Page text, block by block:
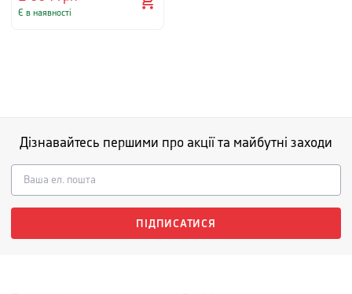
Є в наявності
Дізнавайтесь першими про акції та майбутні заходи
ПІДПИСАТИСЯ